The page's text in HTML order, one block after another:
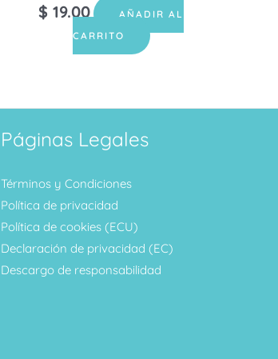
$ 19.00
AÑADIR AL
CARRITO
Páginas Legales
Términos y Condiciones
Política de privacidad
Política de cookies (ECU)
Declaración de privacidad (EC)
Descargo de responsabilidad